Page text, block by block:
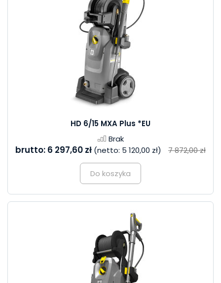
HD 6/15 MXA Plus *EU
Brak
brutto: 6 297,60 zł (netto: 5 120,00 zł) 7 872,00 zł
Do koszyka